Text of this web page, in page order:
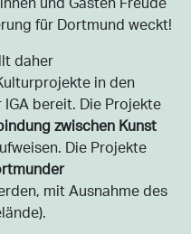
für Dortmund weckt!
daher
in den
bereit. Die Projekte
zwischen Kunst
Die Projekte
mit Ausnahme des